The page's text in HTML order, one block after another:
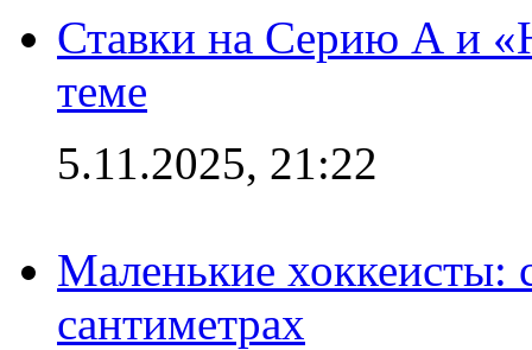
Ставки на Серию А и
теме
5.11.2025, 21:22
Маленькие хоккеисты:
сантиметрах